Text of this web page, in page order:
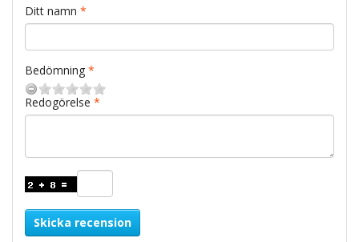
Ditt namn
Bedömning
Redogörelse
Skicka recension